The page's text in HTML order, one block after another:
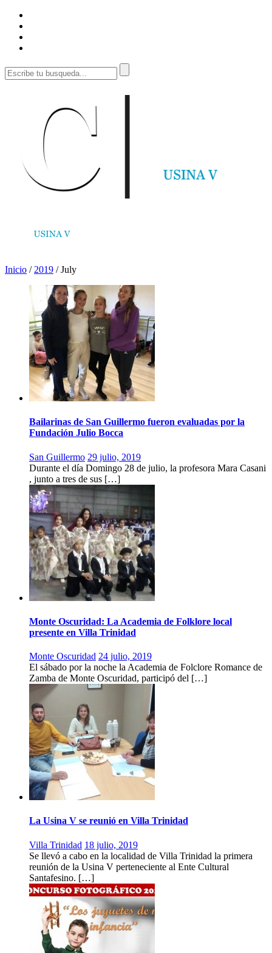
Inicio / 2019 /July
Bailarinas de San Guillermo fueron evaluadas por la
Fundación Julio Bocca
San Guillermo 29 julio, 2019
Durante el día Domingo 28 de julio, la profesora Mara Casani
, junto a tres de sus […]
Monte Oscuridad: La Academia de Folklore local
presente en Villa Trinidad
Monte Oscuridad 24 julio, 2019
El sábado por la noche la Academia de Folclore Romance de
Zamba de Monte Oscuridad, participó del […]
La Usina V se reunió en Villa Trinidad
Villa Trinidad 18 julio, 2019
Se llevó a cabo en la localidad de Villa Trinidad la primera
reunión de la Usina V perteneciente al Ente Cultural
Santafesino. […]